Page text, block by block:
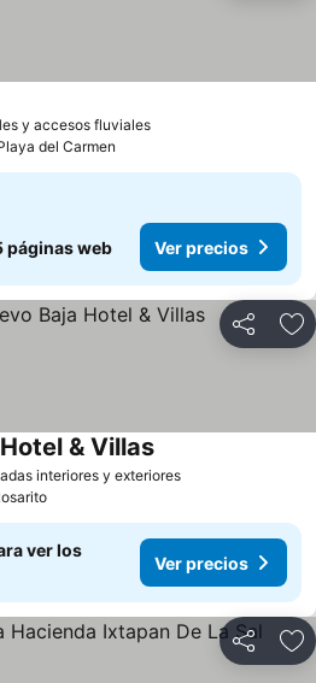
y accesos fluviales
del Carmen
páginas web Ver precios
Compartir
interiores y exteriores
& Villas
ver los
Ver precios
Compartir